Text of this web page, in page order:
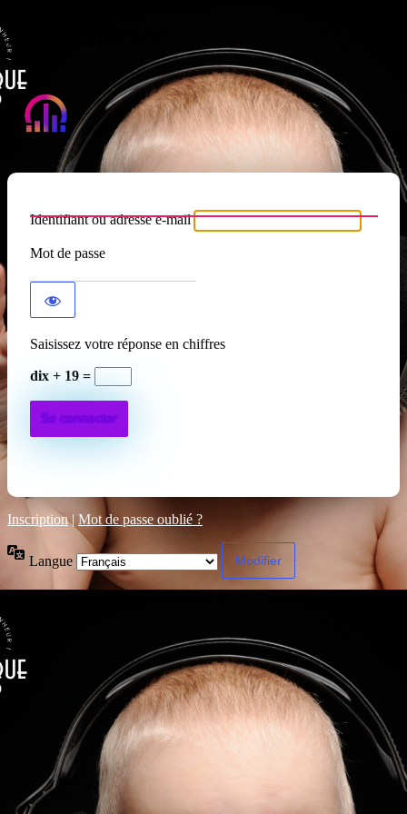
Se connecter
Atypique RADIO
Identifiant ou adresse e-mail
Mot de passe
Saisissez votre réponse en chiffres
dix + 19 =
Inscription| Mot de passe oublié ?
Langue